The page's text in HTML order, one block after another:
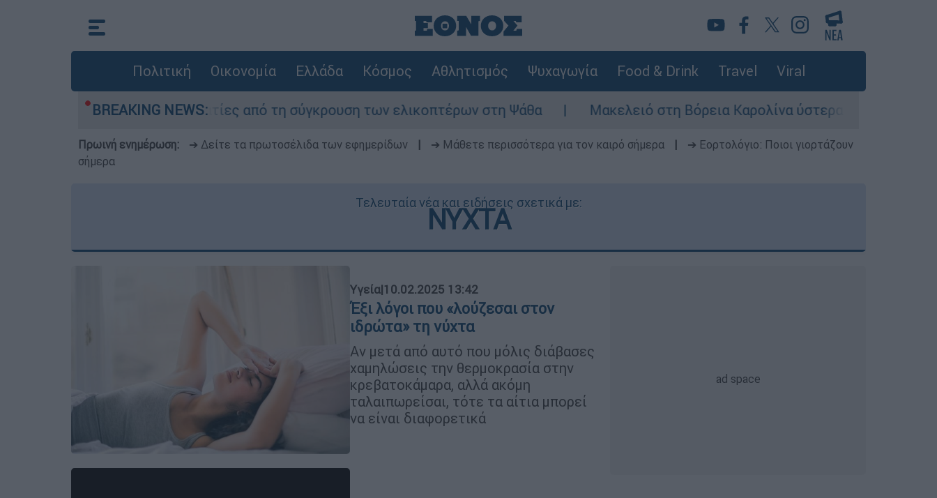
Πολιτική Οικονομία Ελλάδα Κόσμος Αθλητισμός Ψυχαγωγία Food & Drink Travel Viral
BREAKING NEWS:
οι δύο τραυματίες από τη σύγκρουση των ελικοπτέρων στη Ψάθα Μακελειό στη Βόρεια Καρολίνα ύστερα από πυροβολισμούς:
Πρωινή ενημέρωση: ➔ Δείτε τα πρωτοσέλιδα των εφημερίδων ➔ Μάθετε περισσότερα για τον καιρό σήμερα
➔ Εορτολόγιο: Ποιοι γιορτάζουν
σήμερα
Τελευταία νέα και ειδήσεις σχετικά με:
ΝΥΧΤΑ
Υγεία|10.02.2025 13:42
Έξι λόγοι που «λούζεσαι στον
ιδρώτα» τη νύχτα
Αν μετά από αυτό που μόλις διάβασες
χαμηλώσεις την θερμοκρασία στην
κρεβατοκάμαρα, αλλά ακόμη
ταλαιπωρείσαι, τότε τα αίτια μπορεί
να είναι διαφορετικά